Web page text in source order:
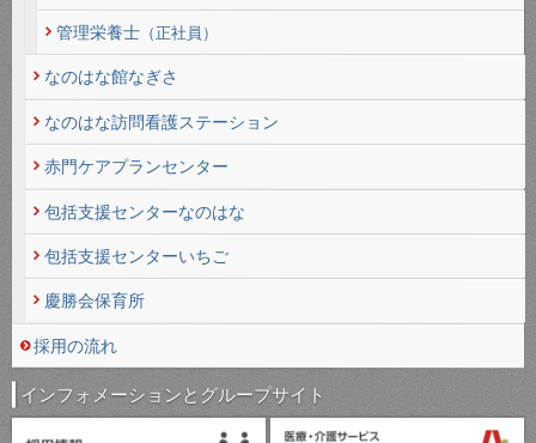
管理栄養士（正社員）
なのはな館なぎさ
なのはな訪問看護ステーション
赤門ケアプランセンター
包括支援センターなのはな
包括支援センターいちご
慶勝会保育所
採用の流れ
インフォメーションとグループサイト